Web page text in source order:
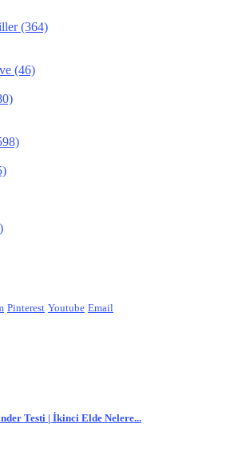
(364)
(46)
Pinterest Youtube Email
Testi | İkinci Elde Nelere...